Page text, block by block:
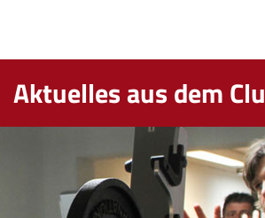
Aktuelles aus dem